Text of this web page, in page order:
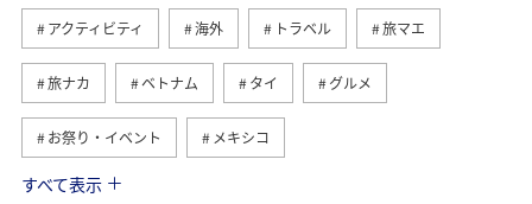
アクティビティ 海外 トラベル 旅マエ
旅ナカ ベトナム タイ グルメ
お祭り・イベント メキシコ
フィリピン
すべて表示